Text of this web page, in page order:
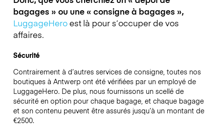
bagages » ou une « consigne à bagages »,
LuggageHeroest là pour s’occuper de vos
affaires.
Sécurité
Contrairement à d’autres services de consigne,toutes nos
boutiques à Antwerpont été vérifiées par un employé de
LuggageHero. De plus, nous fournissons un scellé de
sécurité en option pour chaque bagage, et chaque bagage
et son contenu peuvent être assurés jusqu’à un montant de
€2500.